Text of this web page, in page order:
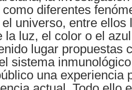
diferentes
universo, entre ellos
la luz, el color o el
lugar propuestas
sistema
una experiencia